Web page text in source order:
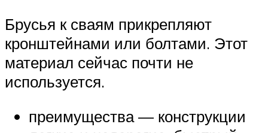
Брусья к сваям прикрепляют
кронштейнами или болтами. Этот
материал сейчас почти не
используется.
преимущества — конструкции